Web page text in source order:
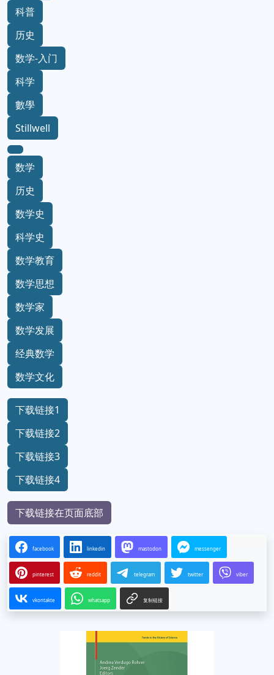
科普
历史
数学-入门
科学
數學
Stillwell
数学
历史
数学史
科学史
数学教育
数学思想
数学家
数学发展
经典数学
数学文化
下载链接1
下载链接2
下载链接3
下载链接4
下载链接在页面底部
facebook linkedin mastodon messenger
pinterest reddit telegram twitter viber
vkontakte whatsapp 复制链接